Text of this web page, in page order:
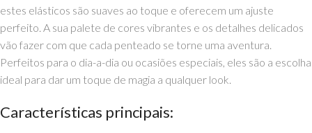
estes elásticos são suaves ao toque e oferecem um ajuste
perfeito. A sua palete de cores vibrantes e os detalhes delicados
vão fazer com que cada penteado se torne uma aventura.
Perfeitos para o dia-a-dia ou ocasiões especiais, eles são a escolha
ideal para dar um toque de magia a qualquer look.
Características principais: